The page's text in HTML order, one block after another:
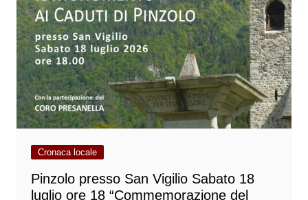
Cronaca locale
Pinzolo presso San Vigilio Sabato 18
luglio ore 18 “Commemorazione del